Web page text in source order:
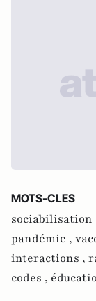
MOTS-CLES
sociabilisation
pandémie ,
interactions ,
codes ,